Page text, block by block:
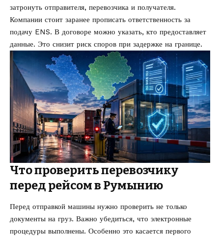
затронуть отправителя, перевозчика и получателя.
Компании стоит заранее прописать ответственность за
подачу ENS. В договоре можно указать, кто предоставляет
данные. Это снизит риск споров при задержке на границе.
Что проверить перевозчику
перед рейсом в Румынию
Перед отправкой машины нужно проверить не только
документы на груз. Важно убедиться, что электронные
процедуры выполнены. Особенно это касается первого